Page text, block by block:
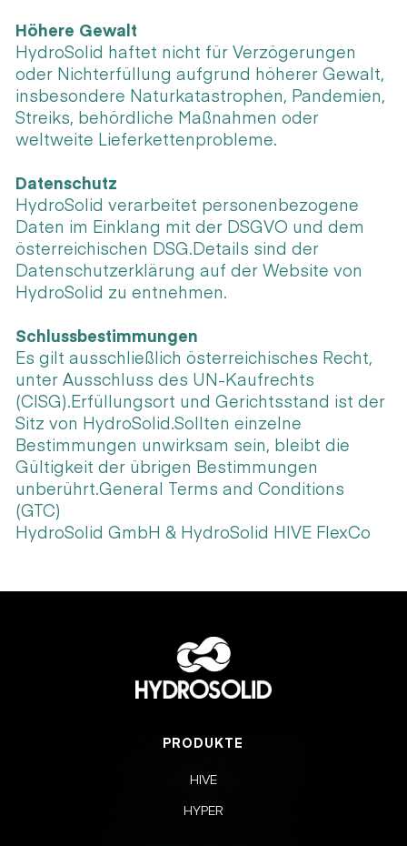
Höhere Gewalt
HydroSolid haftet nicht für Verzögerungen
oder Nichterfüllung aufgrund höherer Gewalt,
insbesondere Naturkatastrophen, Pandemien,
Streiks, behördliche Maßnahmen oder
weltweite Lieferkettenprobleme.
Datenschutz
HydroSolid verarbeitet personenbezogene
Daten im Einklang mit der DSGVO und dem
österreichischen DSG.Details sind der
Datenschutzerklärung auf der Website von
HydroSolid zu entnehmen.
Schlussbestimmungen
Es gilt ausschließlich österreichisches Recht,
unter Ausschluss des UN-Kaufrechts
(CISG).Erfüllungsort und Gerichtsstand ist der
Sitz von HydroSolid.Sollten einzelne
Bestimmungen unwirksam sein, bleibt die
Gültigkeit der übrigen Bestimmungen
unberührt.General Terms and Conditions
(GTC)
HydroSolid GmbH & HydroSolid HIVE FlexCo
PRODUKTE
HIVE
HYPER